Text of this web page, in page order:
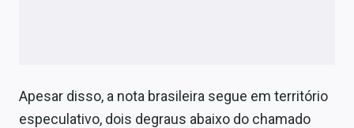
Apesar disso, a nota brasileira segue em território
especulativo, dois degraus abaixo do chamado